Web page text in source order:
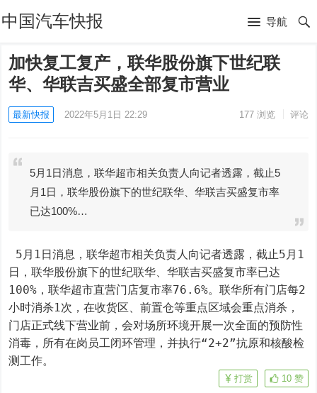
中国汽车快报 导航
加快复工复产，联华股份旗下世纪联
华、华联吉买盛全部复市营业
最新快报 2022年5月1日 22:29 177浏览 评论
5月1日消息，联华超市相关负责人向记者透露，截止5
月1日，联华股份旗下的世纪联华、华联吉买盛复市率
已达100%…
日，联华股份旗下的世纪联华、华联吉买盛复市率已达
100%，联华超市直营门店复市率76.6%。联华所有门店每2
小时消杀1次，在收货区、前置仓等重点区域会重点消杀，
门店正式线下营业前，会对场所环境开展一次全面的预防性
消毒，所有在岗员工闭环管理，并执行“2+2”抗原和核酸检
测工作。
10 赞
打赏